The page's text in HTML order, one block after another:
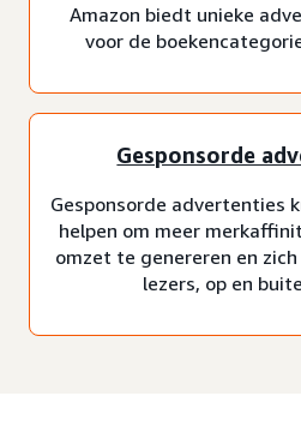
Amazon biedt unieke
voor de
Gesponsorde
Gesponsorde advertenties
helpen om meer
omzet te genereren en
lezers, op en